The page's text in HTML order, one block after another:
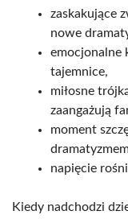
zaskakujące
nowe
emocjonalne
tajemnice,
miłosne
zaangażują
moment
napięcie
Kiedy nadchodzi